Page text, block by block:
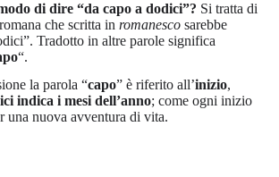
di dire “da capo a dodici”? Si tratta di
che scritta in romanesco sarebbe
Tradotto in altre parole significa
“.
la parola “capo” è riferito all’inizio,
indica i mesi dell’anno; come ogni inizio
una nuova avventura di vita.